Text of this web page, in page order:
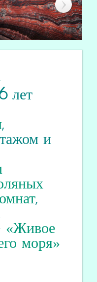
лет
,
и
,
«Живое
моря»